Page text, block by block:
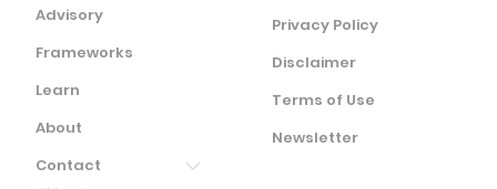
Advisory
Frameworks
Learn
About
Contact
Privacy Policy
Disclaimer
Terms of Use
Newsletter